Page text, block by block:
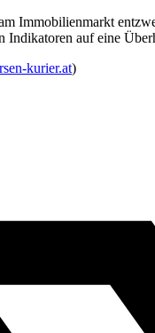
Immobilienmarkt
Indikatoren auf eine
kurier.at)